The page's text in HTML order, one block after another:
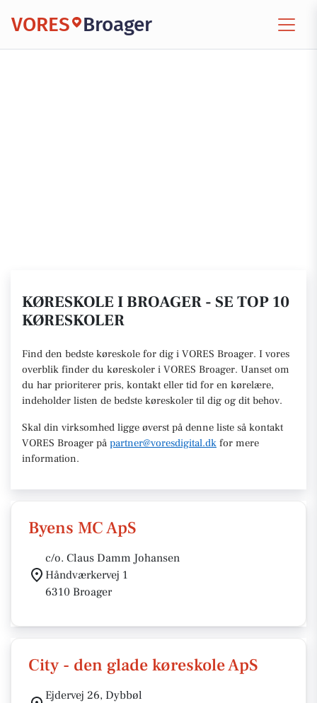
VORES Broager
KØRESKOLE I BROAGER - SE TOP 10
KØRESKOLER
Find den bedste køreskole for dig i VORES Broager. I vores
overblik finder du køreskoler i VORES Broager. Uanset om
du har prioriterer pris, kontakt eller tid for en kørelære,
indeholder listen de bedste køreskoler til dig og dit behov.
Skal din virksomhed ligge øverst på denne liste så kontakt
VORES Broager på partner@voresdigital.dk for mere
information.
Byens MC ApS
c/o. Claus Damm Johansen
Håndværkervej 1
6310 Broager
City - den glade køreskole ApS
Ejdervej 26, Dybbøl